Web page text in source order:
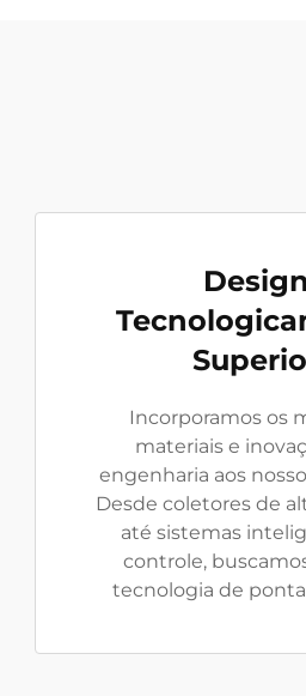
Design
Incorporamos os
materiais e
engenharia aos
Desde coletores de
até sistemas
controle,
tecnologia de ponta